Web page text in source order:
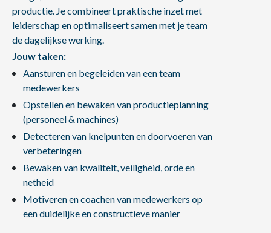
productie. Je combineert praktische inzet met
leiderschap en optimaliseert samen met je team
de dagelijkse werking.
Jouw taken:
Aansturen en begeleiden van een team
medewerkers
Opstellen en bewaken van productieplanning
(personeel & machines)
Detecteren van knelpunten en doorvoeren van
verbeteringen
Bewaken van kwaliteit, veiligheid, orde en
netheid
Motiveren en coachen van medewerkers op
een duidelijke en constructieve manier